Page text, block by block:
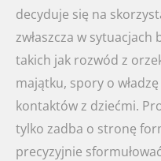
decyduje się na
zwłaszcza w
takich jak rozwód z
majątku, spory o
kontaktów z dziećmi.
tylko zadba o stronę
precyzyjnie